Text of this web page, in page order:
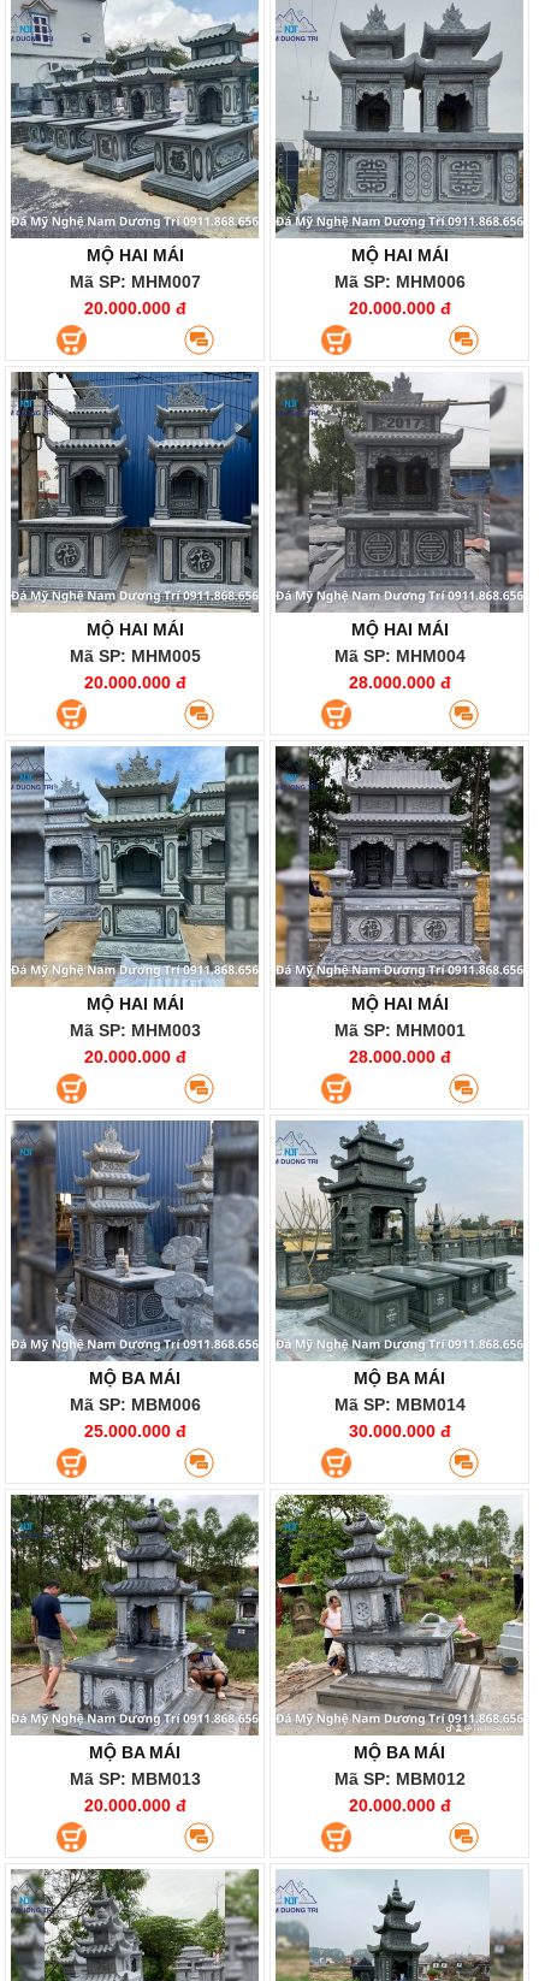
MỘ HAI MÁI
Mã SP: MHM007
20.000.000 đ
MỘ HAI MÁI
Mã SP: MHM006
20.000.000 đ
MỘ HAI MÁI
Mã SP: MHM005
20.000.000 đ
MỘ HAI MÁI
Mã SP: MHM004
28.000.000 đ
MỘ HAI MÁI
Mã SP: MHM003
20.000.000 đ
MỘ HAI MÁI
Mã SP: MHM001
28.000.000 đ
MỘ BA MÁI
Mã SP: MBM006
25.000.000 đ
MỘ BA MÁI
Mã SP: MBM014
30.000.000 đ
MỘ BA MÁI
Mã SP: MBM013
20.000.000 đ
MỘ BA MÁI
Mã SP: MBM012
20.000.000 đ